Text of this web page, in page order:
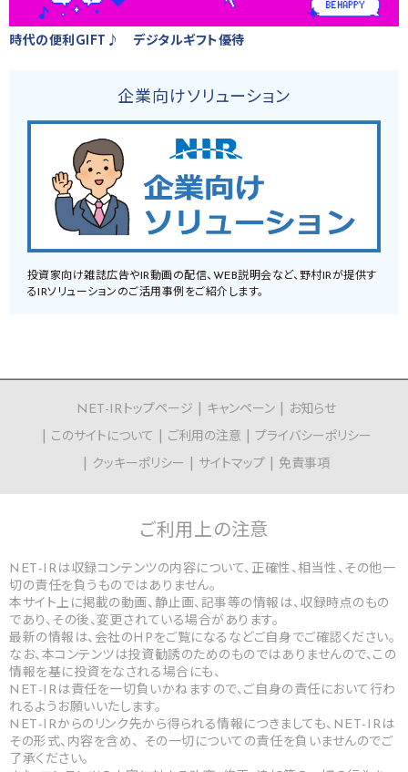
時代の便利GIFT♪ デジタルギフト優待
企業向けソリューション
投資家向け雑誌広告やIR動画の配信、WEB説明会など、野村IRが提供す
るIRソリューションのご活用事例をご紹介します。
NET-IRトップページ キャンペーン
お知らせ
このサイトについて
ご利用の注意
プライバシーポリシー
クッキーポリシー
サイトマップ 免責事項
ご利用上の注意
NET-IRは収録コンテンツの内容について、正確性、相当性、その他一
切の責任を負うものではありません。
本サイト上に掲載の動画、静止画、記事等の情報は、収録時点のもの
であり、その後、変更されている場合があります。
最新の情報は、会社のHPをご覧になるなどご自身でご確認ください。
なお、本コンテンツは投資勧誘のためのものではありませんので、この
情報を基に投資をなされる場合にも、
NET-IRは責任を一切負いかねますので、ご自身の責任において行わ
れるようお願いいたします。
NET-IRからのリンク先から得られる情報につきましても、NET-IRは
その形式、内容を含め、 その一切についての責任を負いませんのでご
了承ください。